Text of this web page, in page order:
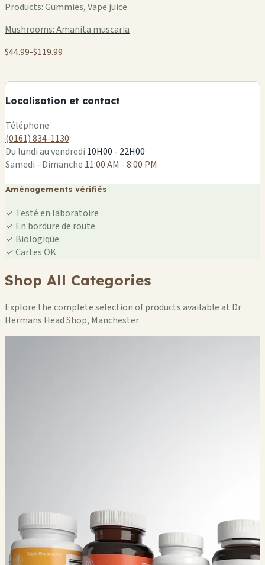
Products:Gummies, Vape juice
Mushrooms:Amanita muscaria
$44.99-$119.99
Localisation et contact
−
Téléphone
(0161) 834-1130
Du lundi au vendredi 10H00 - 22H00
Samedi - Dimanche 11:00 AM - 8:00 PM
Aménagements vérifiés
✓ Testé en laboratoire
✓ En bordure de route
✓ Biologique
✓Cartes OK
Shop All Categories
Explore the complete selection of products available at Dr
Hermans Head Shop, Manchester